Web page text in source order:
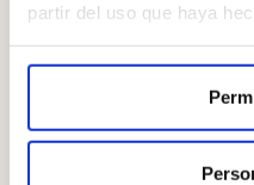
partir del uso que haya
ERIKA